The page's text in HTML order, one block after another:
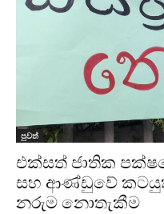
පුවත්
එක්සත් ජාතික
සහ ආණ්ඩුවේ
නරුම නොතැකීම